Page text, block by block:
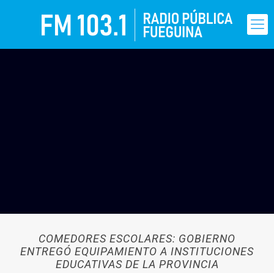
COMEDORES ESCOLARES: GOBIERNO
ENTREGÓ EQUIPAMIENTO A INSTITUCIONES
EDUCATIVAS DE LA PROVINCIA